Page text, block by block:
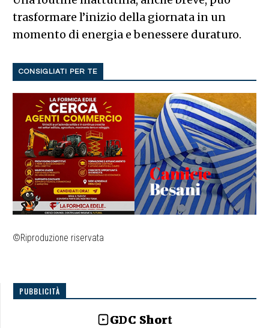
trasformare l’inizio della giornata in un
momento di energia e benessere duraturo.
CONSIGLIATI PER TE
©Riproduzione riservata
PUBBLICITÀ
GDC Short